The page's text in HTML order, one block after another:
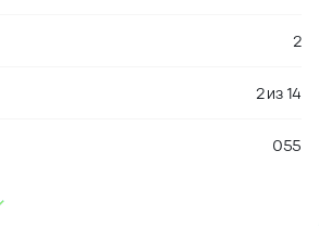
2
2из14
055